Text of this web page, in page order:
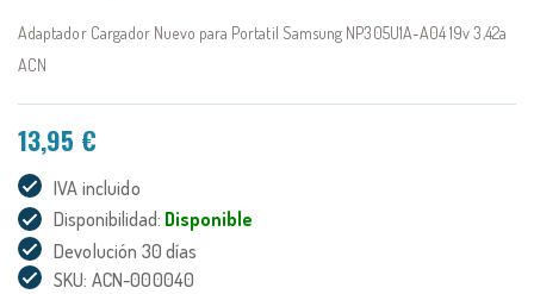
galería
de
Adaptador Cargador Nuevo para Portatil Samsung NP305U1A-A04 19v 3,42a
ACN
13,95 €
IVA incluido
Disponibilidad: Disponible
Devolución 30 días
SKU: ACN-000040